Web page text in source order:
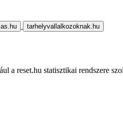
tarhelyvallalkozoknak.hu
a reset.hu statisztikai rendszere